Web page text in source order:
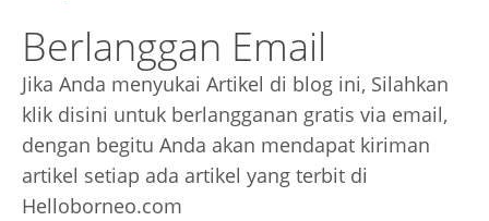
Berlanggan Email
Jika Anda menyukai Artikel di blog ini, Silahkan
klik disini untuk berlangganan gratis via email,
dengan begitu Anda akan mendapat kiriman
artikel setiap ada artikel yang terbit di
Helloborneo.com